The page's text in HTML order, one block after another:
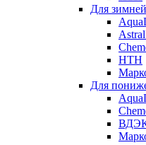
Для
HTH
Для